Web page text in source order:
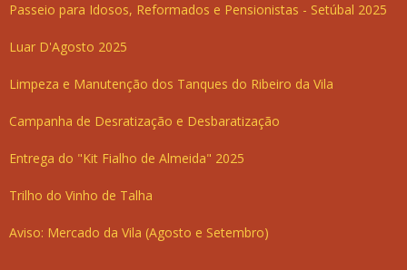
Passeio para Idosos, Reformados e Pensionistas - Setúbal 2025
Luar D'Agosto 2025
Limpeza e Manutenção dos Tanques do Ribeiro da Vila
Campanha de Desratização e Desbaratização
Entrega do "Kit Fialho de Almeida" 2025
Trilho do Vinho de Talha
Aviso: Mercado da Vila (Agosto e Setembro)